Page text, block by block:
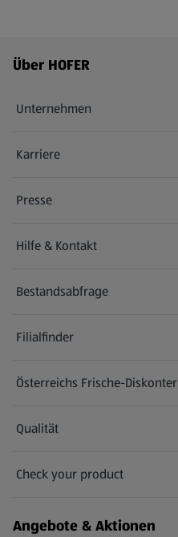
Fußzeilenmenü - weitere Links
Über HOFER
Unternehmen
Karriere
(öffnet in einem neuen Tab)
Presse
Hilfe & Kontakt
(öffnet in einem neuen Tab)
Bestandsabfrage
(öffnet in einem neuen Tab)
Filialfinder
Österreichs Frische-Diskonter
Qualität
Check your product
(öffnet in einem neuen Tab)
Angebote & Aktionen